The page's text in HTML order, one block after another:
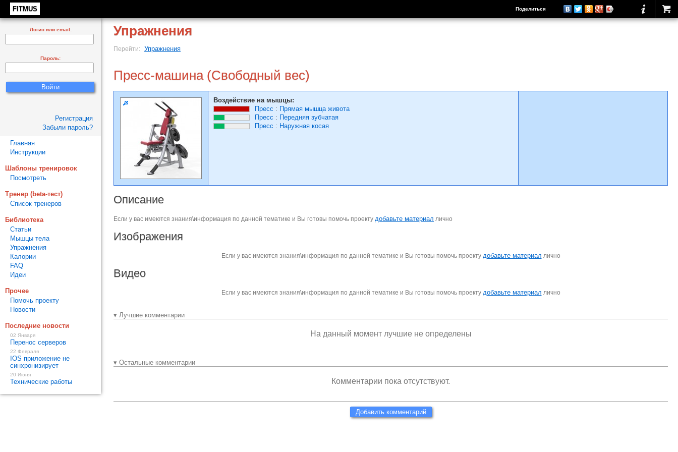
FITMUS Поделиться
Упражнения
Перейти: Упражнения
Пресс-машина (Свободный вес)
Воздействие на мышцы:
Пресс : Прямая мышца живота
Пресс : Передняя зубчатая
Пресс : Наружная косая
Описание
Если у вас имеются знания\информация по данной тематике и Вы готовы помочь проекту добавьте материал лично
Изображения
Если у вас имеются знания\информация по данной тематике и Вы готовы помочь проекту добавьте материал лично
Видео
Если у вас имеются знания\информация по данной тематике и Вы готовы помочь проекту добавьте материал лично
▾ Лучшие комментарии
На данный момент лучшие не определены
▾ Остальные комментарии
Комментарии пока отсутствуют.
Добавить комментарий
Логин или email:
Пароль:
Регистрация
Забыли пароль?
Главная
Инструкции
Шаблоны тренировок
Посмотреть
Тренер (beta-тест)
Список тренеров
Библиотека
Статьи
Мышцы тела
Упражнения
Калории
FAQ
Идеи
Прочее
Помочь проекту
Новости
Последние новости
02 Января
Перенос серверов
22 Февраля
IOS приложение не
синхронизирует
20 Июня
Технические работы